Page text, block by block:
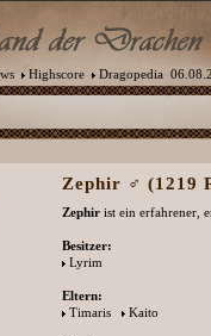
Highscore Dragopedia
Zephir ♂ (1219
Zephir ist ein erfahrener,
Besitzer:
Lyrim
Eltern:
Timaris
Kaito